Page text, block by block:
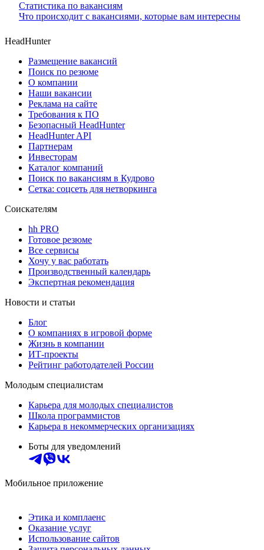
Статистика по вакансиям
Что происходит с вакансиями, которые вам интересны
HeadHunter
Размещение вакансий
Поиск по резюме
О компании
Наши вакансии
Реклама на сайте
Требования к ПО
Безопасный HeadHunter
HeadHunter API
Партнерам
Инвесторам
Каталог компаний
Поиск по вакансиям в Кудрово
Сетка: соцсеть для нетворкинга
Соискателям
hh PRO
Готовое резюме
Все сервисы
Хочу у вас работать
Производственный календарь
Экспертная рекомендация
Новости и статьи
Блог
О компаниях в игровой форме
Жизнь в компании
ИТ-проекты
Рейтинг работодателей России
Молодым специалистам
Карьера для молодых специалистов
Школа программистов
Карьера в некоммерческих организациях
Боты для уведомлений
Мобильное приложение
Этика и комплаенс
Оказание услуг
Использование сайтов